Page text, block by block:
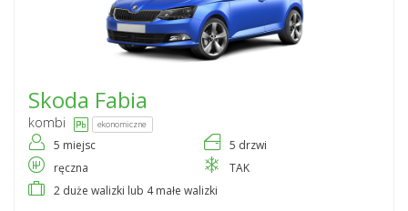
Skoda Fabia
kombi ekonomiczne
5 miejsc
5 drzwi
ręczna
TAK
2 duże walizki lub 4 małe walizki